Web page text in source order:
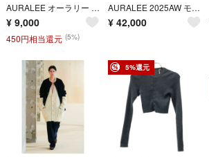
AURALEE オーラリー SAMPLE/21AW BABY ALPACA WOOL RIB KNIT CARDIGAN カーディガン イエロー
¥ 9,000
450円相当還元 (5%)
AURALEE 2025AW モヘアカーディガン
¥ 42,000
5%還元